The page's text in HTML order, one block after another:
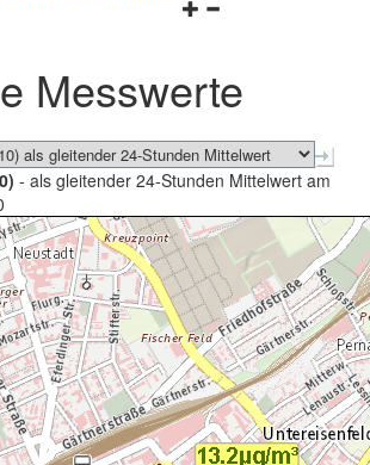
Navigationsmenü
schließen
Messwerte
- als gleitender 24-Stunden Mittelwert am